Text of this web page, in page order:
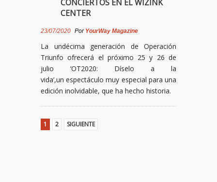
CONCIERTOS EN EL WIZINK
CENTER
23/07/2020 Por YourWay Magazine
La undécima generación de Operación
Triunfo ofrecerá el próximo 25 y 26 de
julio ‘OT2020: Díselo a la
vida’,un espectáculo muy especial para una
edición inolvidable, que ha hecho historia.
1 2 SIGUIENTE